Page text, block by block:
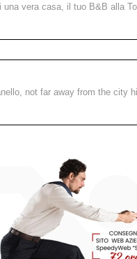
una vera casa, il tuo B&B alla
not far away from the city